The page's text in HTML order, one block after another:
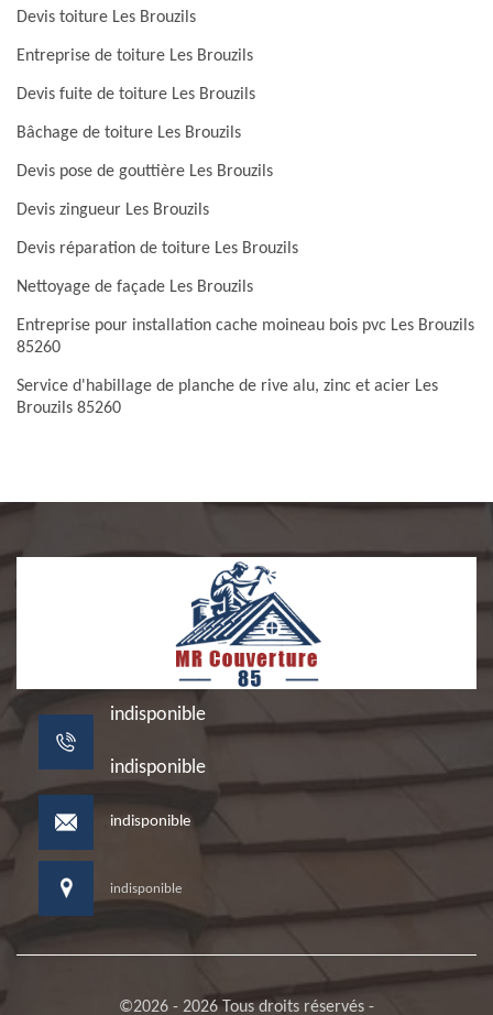
Devis toiture Les Brouzils
Entreprise de toiture Les Brouzils
Devis fuite de toiture Les Brouzils
Bâchage de toiture Les Brouzils
Devis pose de gouttière Les Brouzils
Devis zingueur Les Brouzils
Devis réparation de toiture Les Brouzils
Nettoyage de façade Les Brouzils
Entreprise pour installation cache moineau bois pvc Les Brouzils
85260
Service d'habillage de planche de rive alu, zinc et acier Les
Brouzils 85260
indisponible
indisponible
indisponible
indisponible
©2026 - 2026 Tous droits réservés -